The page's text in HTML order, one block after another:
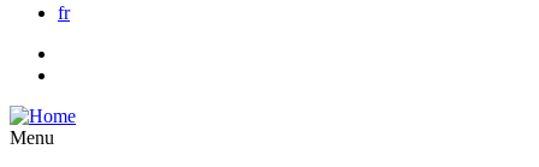
fr
Menu